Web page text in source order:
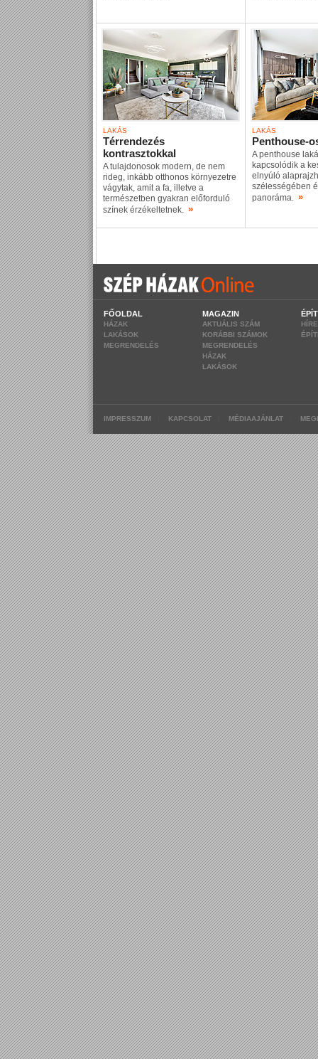
LAKÁS
Térrendezés
kontrasztokkal
A tulajdonosok modern, de nem
rideg, inkább otthonos környezetre
vágytak, amit a fa, illetve a
természetben gyakran előforduló
színek érzékeltetnek. »
LAKÁS
Penthouse-
A penthouse
kapcsolódik a
elnyúló
szélességében
panoráma. »
FŐOLDAL
HÁZAK
LAKÁSOK
MEGRENDELÉS
MAGAZIN
AKTUÁLIS SZÁM
KORÁBBI SZÁMOK
MEGRENDELÉS
HÁZAK
LAKÁSOK
IMPRESSZUM KAPCSOLAT MÉDIAAJÁNLAT